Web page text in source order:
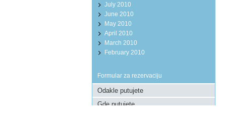
July 2010
June 2010
May 2010
April 2010
March 2010
February 2010
Formular za rezervaciju